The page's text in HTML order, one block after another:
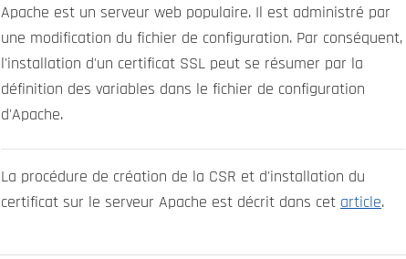
Apache est un serveur web populaire. Il est administré par
une modification du fichier de configuration. Par conséquent,
l'installation d'un certificat SSL peut se résumer par la
définition des variables dans le fichier de configuration
d'Apache.
La procédure de création de la CSR et d'installation du
certificat sur le serveur Apache est décrit dans cet article.